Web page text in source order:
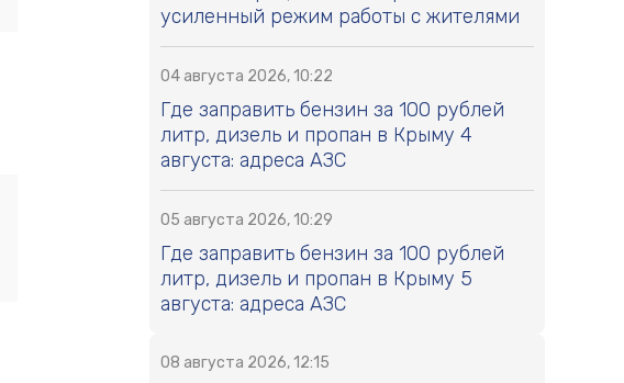
усиленный режим работы с жителями
04 августа 2026, 10:22
Где заправить бензин за 100 рублей
литр, дизель и пропан в Крыму 4
августа: адреса АЗС
05 августа 2026, 10:29
Где заправить бензин за 100 рублей
литр, дизель и пропан в Крыму 5
августа: адреса АЗС
08 августа 2026, 12:15